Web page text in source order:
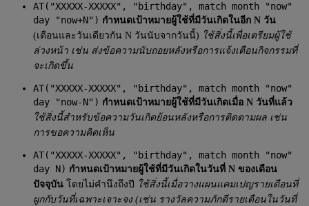
AT("XXXXX-XXXXX", "birthday", match month "now"
day "now+N") กำหนดเป้าหมายผู้ใช้ที่มีวันเกิดในอีก N วัน
(เดือนและวันเดียวกัน N วันนับจากวันนี้) ใช้สิ่งนี้เพื่อเตรียมผู้ใช้
ล่วงหน้า เช่น ส่งข้อความนับถอยหลังหรือการแจ้งเตือนกิจกรรมที่
จะเกิดขึ้น
AT("XXXXX-XXXXX", "birthday", match month "now"
day "now-N") กำหนดเป้าหมายผู้ใช้ที่มีวันเกิดเมื่อ N วันที่แล้ว
ใช้สิ่งนี้สำหรับข้อความวันเกิดย้อนหลังหรือการติดตามผล เช่น
การขอความคิดเห็น
AT("XXXXX-XXXXX", "birthday", match month "now"
day N) กำหนดเป้าหมายผู้ใช้ที่มีวันเกิดในวันที่ N ของเดือน
ปัจจุบัน โดยไม่คำนึงถึงปี ใช้สิ่งนี้เมื่อวางแผนแคมเปญรายเดือนที่
ผูกกับวันที่เฉพาะเจาะจง (เช่น รางวัลความภักดีรายเดือนในวันที่